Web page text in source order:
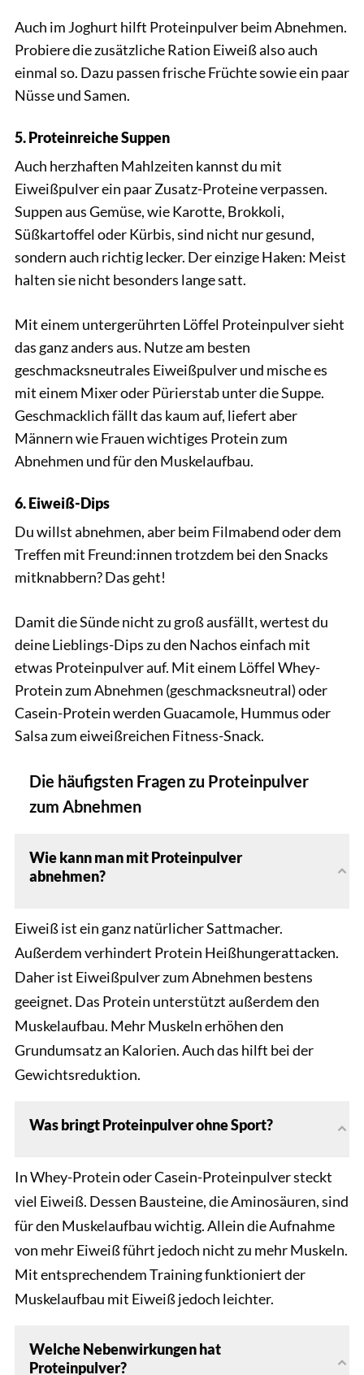
Auch im Joghurt hilft Proteinpulver beim Abnehmen.
Probiere die zusätzliche Ration Eiweiß also auch
einmal so. Dazu passen frische Früchte sowie ein paar
Nüsse und Samen.
5. Proteinreiche Suppen
Auch herzhaften Mahlzeiten kannst du mit
Eiweißpulver ein paar Zusatz-Proteine verpassen.
Suppen aus Gemüse, wie Karotte, Brokkoli,
Süßkartoffel oder Kürbis, sind nicht nur gesund,
sondern auch richtig lecker. Der einzige Haken: Meist
halten sie nicht besonders lange satt.
Mit einem untergerührten Löffel Proteinpulver sieht
das ganz anders aus. Nutze am besten
geschmacksneutrales Eiweißpulver und mische es
mit einem Mixer oder Pürierstab unter die Suppe.
Geschmacklich fällt das kaum auf, liefert aber
Männern wie Frauen wichtiges Protein zum
Abnehmen und für den Muskelaufbau.
6. Eiweiß-Dips
Du willst abnehmen, aber beim Filmabend oder dem
Treffen mit Freund:innen trotzdem bei den Snacks
mitknabbern? Das geht!
Damit die Sünde nicht zu groß ausfällt, wertest du
deine Lieblings-Dips zu den Nachos einfach mit
etwas Proteinpulver auf. Mit einem Löffel Whey-
Protein zum Abnehmen (geschmacksneutral) oder
Casein-Protein werden Guacamole, Hummus oder
Salsa zum eiweißreichen Fitness-Snack.
Die häufigsten Fragen zu Proteinpulver
zum Abnehmen
Wie kann man mit Proteinpulver
abnehmen?
Eiweiß ist ein ganz natürlicher Sattmacher.
Außerdem verhindert Protein Heißhungerattacken.
Daher ist Eiweißpulver zum Abnehmen bestens
geeignet. Das Protein unterstützt außerdem den
Muskelaufbau. Mehr Muskeln erhöhen den
Grundumsatz an Kalorien. Auch das hilft bei der
Gewichtsreduktion.
Was bringt Proteinpulver ohne Sport?
In Whey-Protein oder Casein-Proteinpulver steckt
viel Eiweiß. Dessen Bausteine, die Aminosäuren, sind
für den Muskelaufbau wichtig. Allein die Aufnahme
von mehr Eiweiß führt jedoch nicht zu mehr Muskeln.
Mit entsprechendem Training funktioniert der
Muskelaufbau mit Eiweiß jedoch leichter.
Welche Nebenwirkungen hat
Proteinpulver?